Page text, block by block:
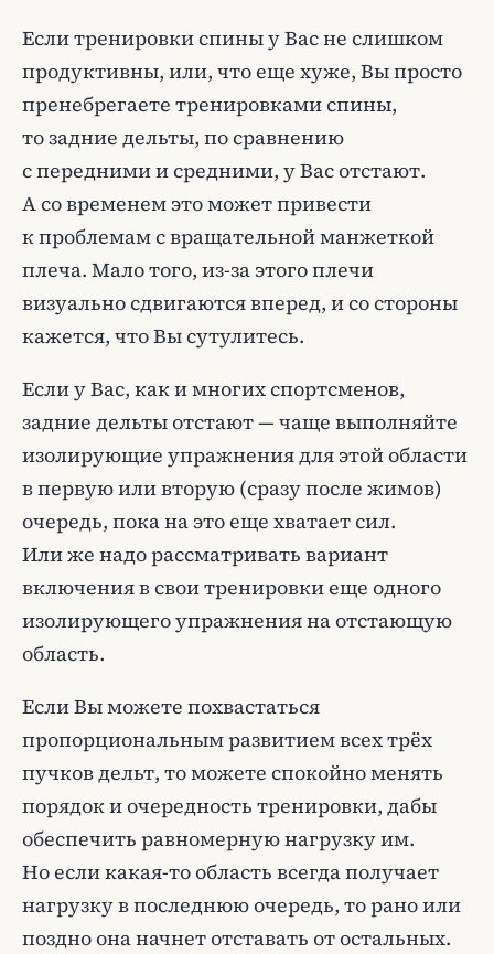
Если тренировки спины у Вас не слишком
продуктивны, или, что еще хуже, Вы просто
пренебрегаете тренировками спины,
то задние дельты, по сравнению
с передними и средними, у Вас отстают.
А со временем это может привести
к проблемам с вращательной манжеткой
плеча. Мало того, из-за этого плечи
визуально сдвигаются вперед, и со стороны
кажется, что Вы сутулитесь.
Если у Вас, как и многих спортсменов,
задние дельты отстают — чаще выполняйте
изолирующие упражнения для этой области
в первую или вторую (сразу после жимов)
очередь, пока на это еще хватает сил.
Или же надо рассматривать вариант
включения в свои тренировки еще одного
изолирующего упражнения на отстающую
область.
Если Вы можете похвастаться
пропорциональным развитием всех трёх
пучков дельт, то можете спокойно менять
порядок и очередность тренировки, дабы
обеспечить равномерную нагрузку им.
Но если какая-то область всегда получает
нагрузку в последнюю очередь, то рано или
поздно она начнет отставать от остальных.